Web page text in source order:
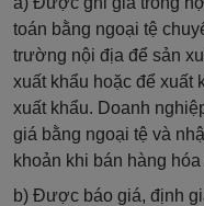
toán bằng ngoại tệ
trường nội địa để sản
xuất khẩu hoặc để xuất
xuất khẩu. Doanh
giá bằng ngoại tệ và
khoản khi bán hàng
b) Được báo giá, định